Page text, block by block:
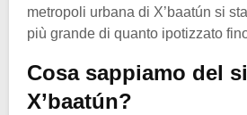
metropoli urbana di X’baatún si
più grande di quanto ipotizzato
Cosa sappiamo del
X’baatún?